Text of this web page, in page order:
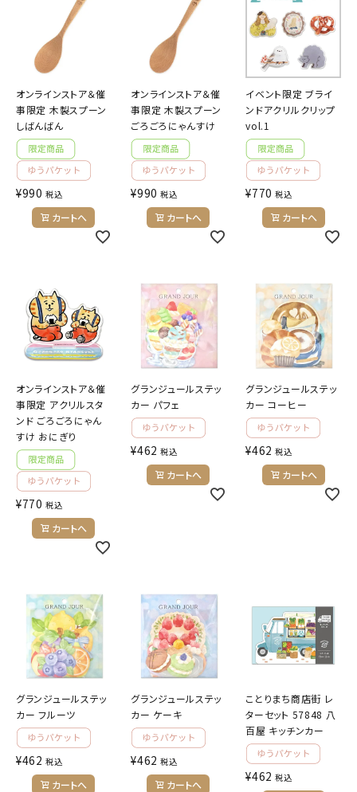
オンラインストア＆催
事限定 木製スプーン
しばんばん
¥990 税込
カートへ
オンラインストア＆催
事限定 木製スプーン
ごろごろにゃんすけ
¥990 税込
カートへ
イベント限定 ブライ
ンドアクリルクリップ
vol.1
¥770 税込
カートへ
オンラインストア＆催
事限定 アクリルスタ
ンド ごろごろにゃん
すけ おにぎり
¥770 税込
カートへ
グランジュールステッ
カー パフェ
¥462 税込
カートへ
グランジュールステッ
カー コーヒー
¥462 税込
カートへ
グランジュールステッ
カー フルーツ
¥462 税込
カートへ
グランジュールステッ
カー ケーキ
¥462 税込
カートへ
ことりまち商店街 レ
ターセット 57848 八
百屋 キッチンカー
¥462 税込